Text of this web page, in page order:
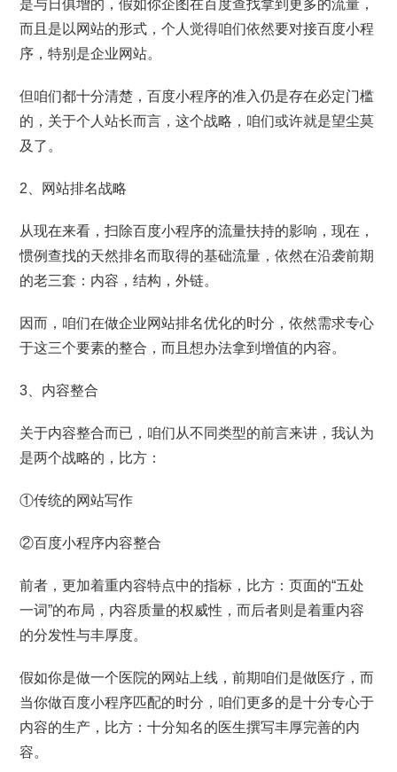
是与日俱增的，假如你企图在百度查找拿到更多的流量，
而且是以网站的形式，个人觉得咱们依然要对接百度小程
序，特别是企业网站。
但咱们都十分清楚，百度小程序的准入仍是存在必定门槛
的，关于个人站长而言，这个战略，咱们或许就是望尘莫
及了。
2、网站排名战略
从现在来看，扫除百度小程序的流量扶持的影响，现在，
惯例查找的天然排名而取得的基础流量，依然在沿袭前期
的老三套：内容，结构，外链。
因而，咱们在做企业网站排名优化的时分，依然需求专心
于这三个要素的整合，而且想办法拿到增值的内容。
3、内容整合
关于内容整合而已，咱们从不同类型的前言来讲，我认为
是两个战略的，比方：
①传统的网站写作
②百度小程序内容整合
前者，更加着重内容特点中的指标，比方：页面的“五处
一词”的布局，内容质量的权威性，而后者则是着重内容
的分发性与丰厚度。
假如你是做一个医院的网站上线，前期咱们是做医疗，而
当你做百度小程序匹配的时分，咱们更多的是十分专心于
内容的生产，比方：十分知名的医生撰写丰厚完善的内
容。